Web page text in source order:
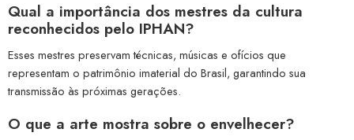
Qual a importância dos mestres da cultura
reconhecidos pelo IPHAN?
Esses mestres preservam técnicas, músicas e ofícios que
representam o patrimônio imaterial do Brasil, garantindo sua
transmissão às próximas gerações.
O que a arte mostra sobre o envelhecer?